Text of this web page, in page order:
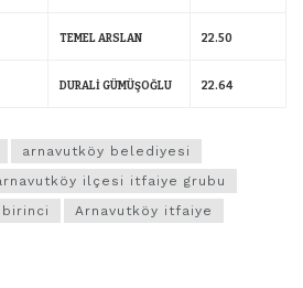
TEMEL ARSLAN 22.50
DURALİ GÜMÜŞOĞLU 22.64
arnavutköy belediyesi
ilçesi itfaiye grubu
Arnavutköy itfaiye